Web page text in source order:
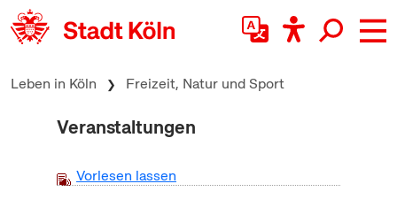
zum Inhalt springen
Leben in Köln Freizeit, Natur und Sport
Veranstaltungen
Vorlesen lassen